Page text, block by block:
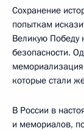
Сохранение
попыткам
Великую Победу
безопасности.
которые стали
В России в
и мемориалов,